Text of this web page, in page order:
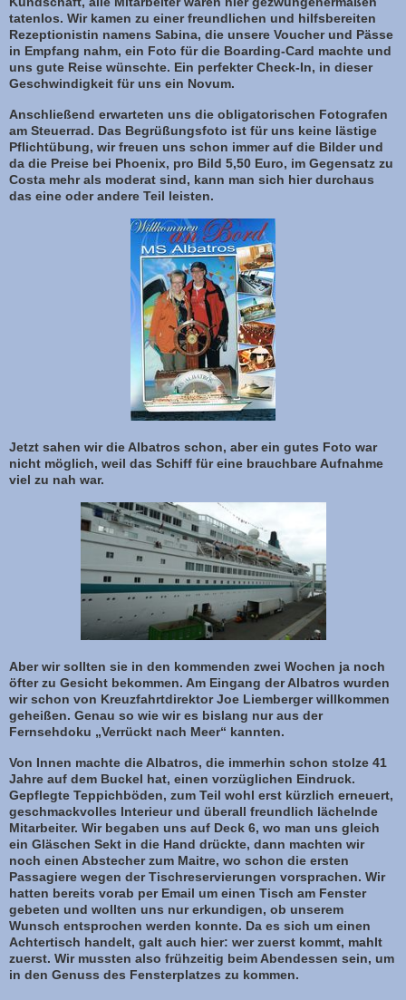
tatenlos. Wir kamen zu einer freundlichen und hilfsbereiten
Rezeptionistin namens Sabina, die unsere Voucher und Pässe
in Empfang nahm, ein Foto für die Boarding-Card machte und
uns gute Reise wünschte. Ein perfekter Check-In, in dieser
Geschwindigkeit für uns ein Novum.
Anschließend erwarteten uns die obligatorischen Fotografen
am Steuerrad. Das Begrüßungsfoto ist für uns keine lästige
Pflichtübung, wir freuen uns schon immer auf die Bilder und
da die Preise bei Phoenix, pro Bild 5,50 Euro, im Gegensatz zu
Costa mehr als moderat sind, kann man sich hier durchaus
das eine oder andere Teil leisten.
Jetzt sahen wir die Albatros schon, aber ein gutes Foto war
nicht möglich, weil das Schiff für eine brauchbare Aufnahme
viel zu nah war.
Aber wir sollten sie in den kommenden zwei Wochen ja noch
öfter zu Gesicht bekommen. Am Eingang der Albatros wurden
wir schon von Kreuzfahrtdirektor Joe Liemberger willkommen
geheißen. Genau so wie wir es bislang nur aus der
Fernsehdoku „Verrückt nach Meer“ kannten.
Von Innen machte die Albatros, die immerhin schon stolze 41
Jahre auf dem Buckel hat, einen vorzüglichen Eindruck.
Gepflegte Teppichböden, zum Teil wohl erst kürzlich erneuert,
geschmackvolles Interieur und überall freundlich lächelnde
Mitarbeiter. Wir begaben uns auf Deck 6, wo man uns gleich
ein Gläschen Sekt in die Hand drückte, dann machten wir
noch einen Abstecher zum Maitre, wo schon die ersten
Passagiere wegen der Tischreservierungen vorsprachen. Wir
hatten bereits vorab per Email um einen Tisch am Fenster
gebeten und wollten uns nur erkundigen, ob unserem
Wunsch entsprochen werden konnte. Da es sich um einen
Achtertisch handelt, galt auch hier: wer zuerst kommt, mahlt
zuerst. Wir mussten also frühzeitig beim Abendessen sein, um
in den Genuss des Fensterplatzes zu kommen.